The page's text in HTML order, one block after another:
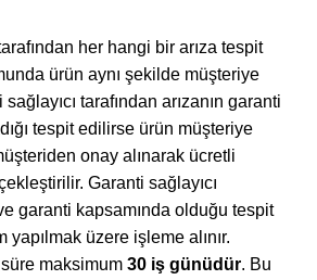
her hangi bir arıza tespit
ürün aynı şekilde müşteriye
tarafından arızanın garanti
tespit edilirse ürün müşteriye
onay alınarak ücretli
Garanti sağlayıcı
garanti kapsamında olduğu tespit
yapılmak üzere işleme alınır.
maksimum 30 iş günüdür. Bu